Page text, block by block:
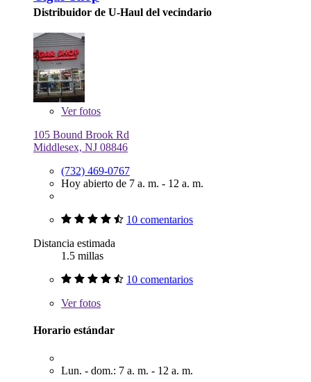
Distribuidor de U-Haul del vecindario
Verfotos
105 Bound Brook Rd
Middlesex, NJ 08846
(732) 469-0767
Hoy abierto de 7 a. m. - 12 a. m.
10 comentarios
Distancia estimada
1.5 millas
10 comentarios
Verfotos
Horario estándar
Lun. - dom.: 7 a. m. - 12 a. m.